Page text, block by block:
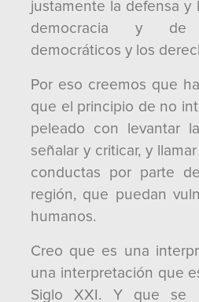
justamente la defensa y
democracia y de
democráticos y los
Por eso creemos que
que el principio de no
peleado con levantar
señalar y criticar, y
conductas por parte
región, que puedan
humanos.
Creo que es una
una interpretación que
Siglo XXI. Y que se